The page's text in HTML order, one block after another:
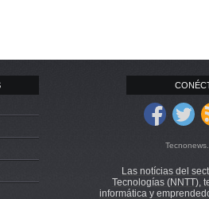
Las notícias del
Tecnologías (NNTT),
informática y